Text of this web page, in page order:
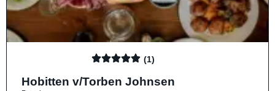
(1)
Hobitten v/Torben Johnsen